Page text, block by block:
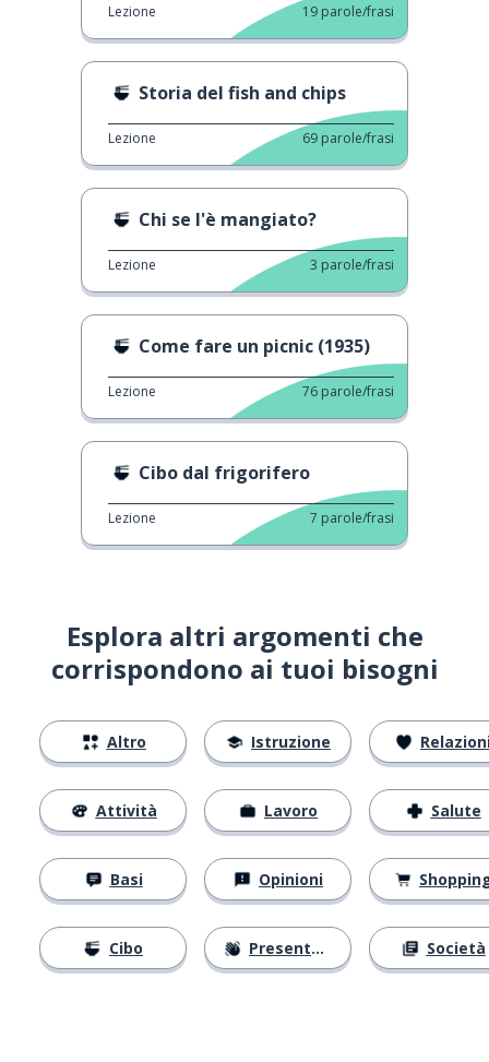
Lezione 19 parole/frasi
Storia del fish and chips
Lezione 69 parole/frasi
Chi se l'è mangiato?
Lezione 3 parole/frasi
Come fare un picnic (1935)
Lezione 76 parole/frasi
Cibo dal frigorifero
Lezione 7 parole/frasi
Esplora altri argomenti che
corrispondono ai tuoi bisogni
Altro
Attività
Basi
Cibo
Istruzione
Lavoro
Opinioni
Presentarsi
Salute
Società